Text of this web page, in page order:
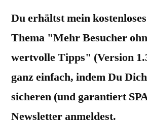
Du erhältst mein
Thema "Mehr Besucher
wertvolle Tipps" (Version
ganz einfach, indem Du
sicheren (und garantiert
Newsletter anmeldest.